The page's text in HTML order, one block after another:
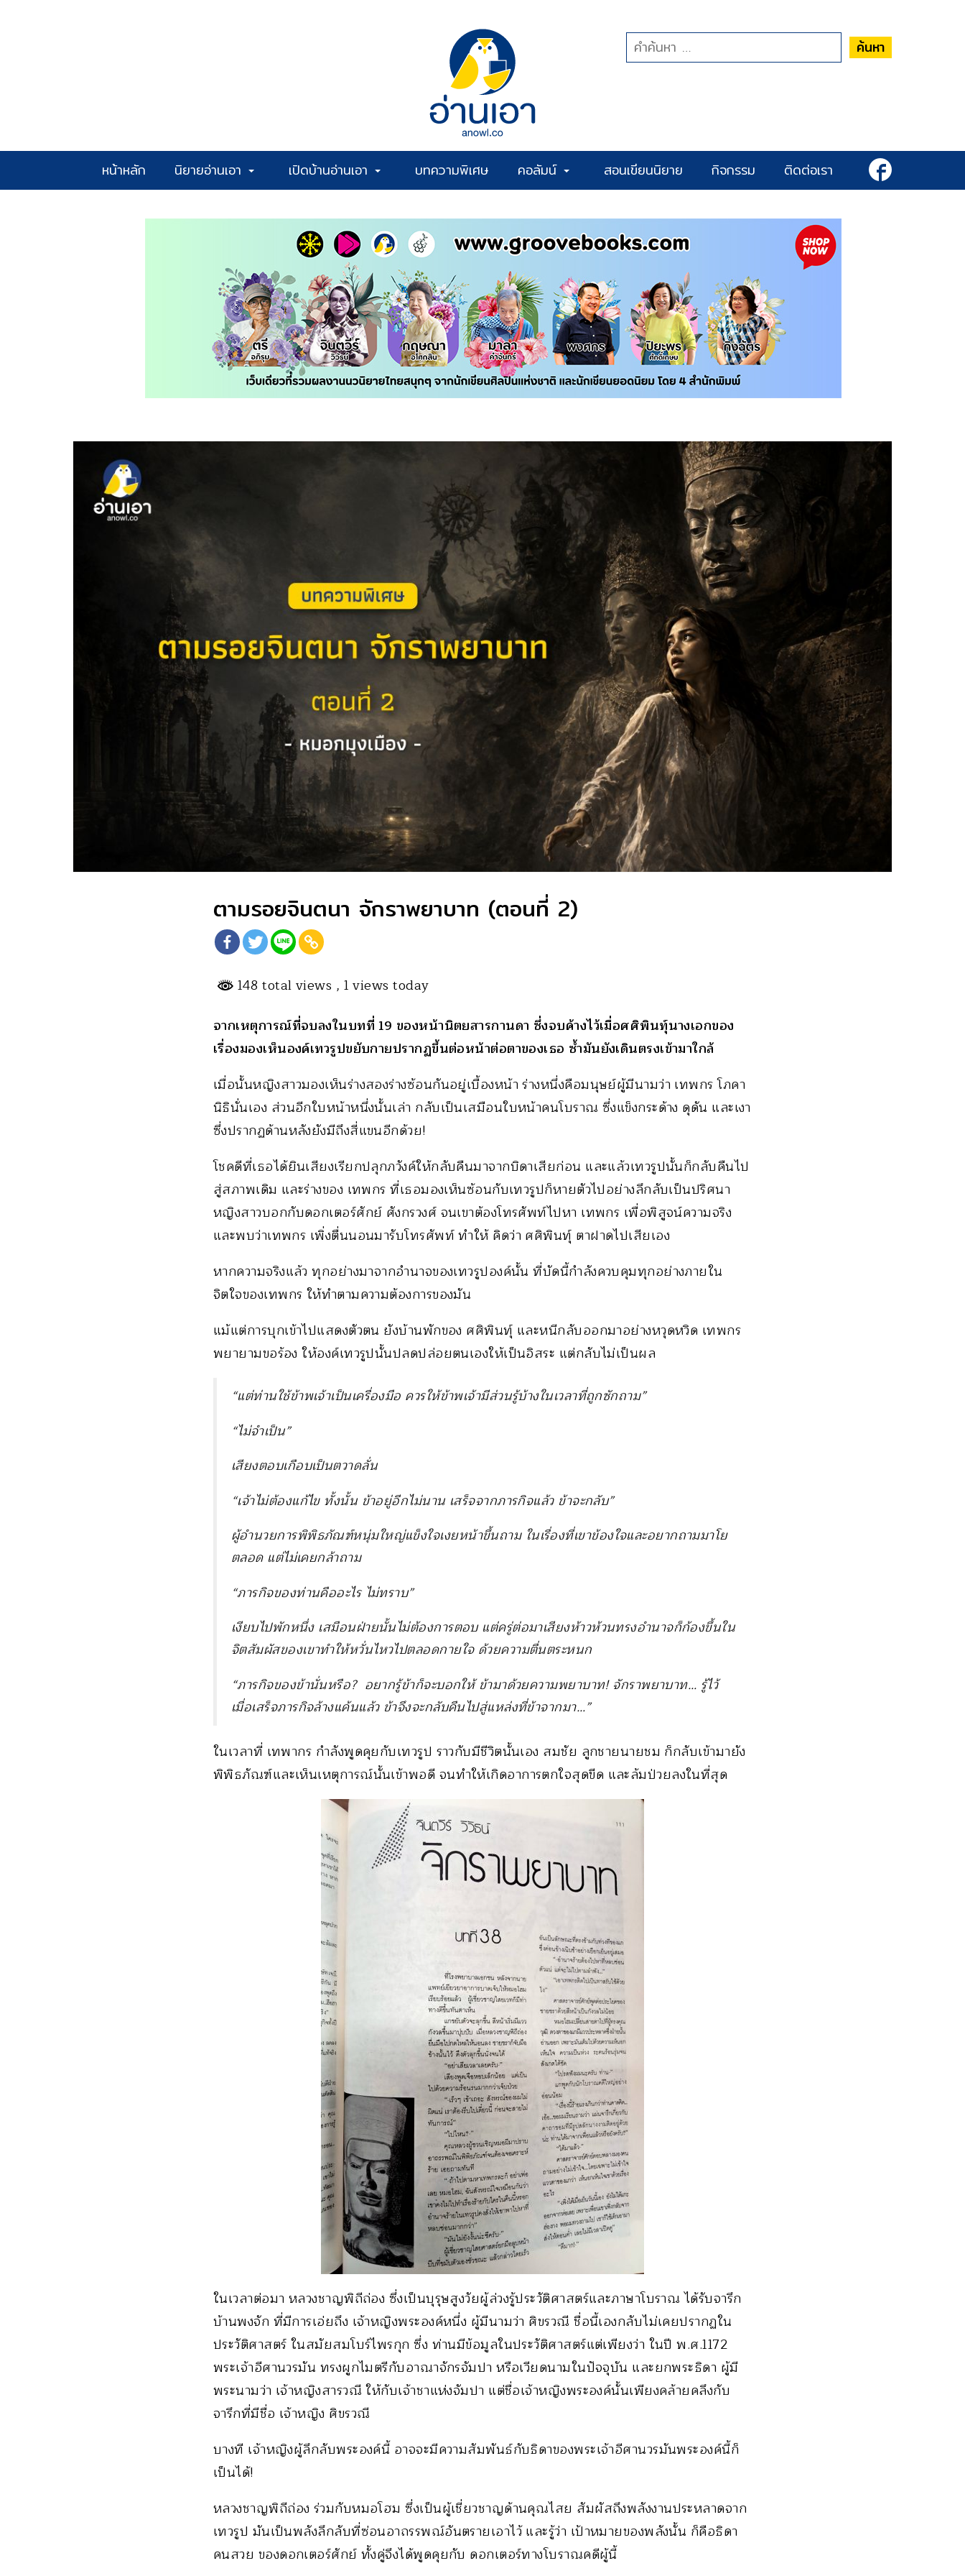
ค้นหา
หน้าหลัก นิยายอ่านเอา เปิดบ้านอ่านเอา บทความพิเศษ คอลัมน์ สอนเขียนนิยาย กิจกรรม ติดต่อเรา
ตามรอยจินตนา จักราพยาบาท (ตอนที่ 2)
148 total views , 1 views today
จากเหตุการณ์ที่จบลงในบทที่ 19 ของหน้านิตยสารกานดา ซึ่งจบค้างไว้เมื่อศศิพินทุ์นางเอกของ
เรื่องมองเห็นองค์เทวรูปขยับกายปรากฏขึ้นต่อหน้าต่อตาของเธอ ซ้ำมันยังเดินตรงเข้ามาใกล้
เมื่อนั้นหญิงสาวมองเห็นร่างสองร่างซ้อนกันอยู่เบื้องหน้า ร่างหนึ่งคือมนุษย์ผู้มีนามว่า เทพกร โภคา
นิธินั่นเอง ส่วนอีกใบหน้าหนึ่งนั้นเล่า กลับเป็นเสมือนใบหน้าคนโบราณ ซึ่งแข็งกระด้าง ดุดัน และเงา
ซึ่งปรากฏด้านหลังยังมีถึงสี่แขนอีกด้วย!
โชคดีที่เธอได้ยินเสียงเรียกปลุกภวังค์ให้กลับคืนมาจากบิดาเสียก่อน และแล้วเทวรูปนั้นก็กลับคืนไป
สู่สภาพเดิม และร่างของ เทพกร ที่เธอมองเห็นซ้อนกับเทวรูปก็หายตัวไปอย่างลึกลับเป็นปริศนา
หญิงสาวบอกกับดอกเตอร์ศักย์ ศังกรวงศ์ จนเขาต้องโทรศัพท์ไปหา เทพกร เพื่อพิสูจน์ความจริง
และพบว่าเทพกร เพิ่งตื่นนอนมารับโทรศัพท์ ทำให้ คิดว่า ศศิพินทุ์ ตาฝาดไปเสียเอง
หากความจริงแล้ว ทุกอย่างมาจากอำนาจของเทวรูปองค์นั้น ที่บัดนี้กำลังควบคุมทุกอย่างภายใน
จิตใจของเทพกร ให้ทำตามความต้องการของมัน
แม้แต่การบุกเข้าไปแสดงตัวตน ยังบ้านพักของ ศศิพินทุ์ และหนีกลับออกมาอย่างหวุดหวิด เทพกร
พยายามขอร้อง ให้องค์เทวรูปนั้นปลดปล่อยตนเองให้เป็นอิสระ แต่กลับไม่เป็นผล
“แต่ท่านใช้ข้าพเจ้าเป็นเครื่องมือ ควรให้ข้าพเจ้ามีส่วนรู้บ้างในเวลาที่ถูกซักถาม”
“ไม่จำเป็น”
เสียงตอบเกือบเป็นตวาดลั่น
“เจ้าไม่ต้องแก้ไข ทั้งนั้น ข้าอยู่อีกไม่นาน เสร็จจากภารกิจแล้ว ข้าจะกลับ”
ผู้อำนวยการพิพิธภัณฑ์หนุ่มใหญ่แข็งใจเงยหน้าขึ้นถาม ในเรื่องที่เขาข้องใจและอยากถามมาโย
ตลอด แต่ไม่เคยกล้าถาม
“ภารกิจของท่านคืออะไร ไม่ทราบ”
เงียบไปพักหนึ่ง เสมือนฝ่ายนั้นไม่ต้องการตอบ แต่ครู่ต่อมาเสียงห้าวห้วนทรงอำนาจก็ก้องขึ้นใน
จิตสัมผัสของเขาทำให้หวั่นไหวไปตลอดกายใจ ด้วยความตื่นตระหนก
“ภารกิจของข้านั่นหรือ? อยากรู้ข้าก็จะบอกให้ ข้ามาด้วยความพยาบาท! จักราพยาบาท… รู้ไว้
เมื่อเสร็จภารกิจล้างแค้นแล้ว ข้าจึงจะกลับคืนไปสู่แหล่งที่ข้าจากมา…”
ในเวลาที่ เทพากร กำลังพูดคุยกับเทวรูป ราวกับมีชีวิตนั้นเอง สมชัย ลูกชายนายชม ก็กลับเข้ามายัง
พิพิธภัณฑ์และเห็นเหตุการณ์นั้นเข้าพอดี จนทำให้เกิดอาการตกใจสุดขีด และล้มป่วยลงในที่สุด
ในเวลาต่อมา หลวงชาญพิถีถ่อง ซึ่งเป็นบุรุษสูงวัยผู้ล่วงรู้ประวัติศาสตร์และภาษาโบราณ ได้รับจารึก
บ้านพงจัก ที่มีการเอ่ยถึง เจ้าหญิงพระองค์หนึ่ง ผู้มีนามว่า ศิขรวณี ชื่อนี้เองกลับไม่เคยปรากฏใน
ประวัติศาสตร์ ในสมัยสมโบร์ไพรกุก ซึ่ง ท่านมีข้อมูลในประวัติศาสตร์แต่เพียงว่า ในปี พ.ศ.1172
พระเจ้าอีศานวรมัน ทรงผูกไมตรีกับอาณาจักรจัมปา หรือเวียดนามในปัจจุบัน และยกพระธิดา ผู้มี
พระนามว่า เจ้าหญิงสารวณี ให้กับเจ้าชาแห่งจัมปา แต่ชื่อเจ้าหญิงพระองค์นั้นเพียงคล้ายคลึงกับ
จารึกที่มีชื่อ เจ้าหญิง ศิขรวณี
บางที เจ้าหญิงผู้ลึกลับพระองค์นี้ อาจจะมีความสัมพันธ์กับธิดาของพระเจ้าอีศานวรมันพระองค์นี้ก็
เป็นได้!
หลวงชาญพิถีถ่อง ร่วมกับหมอโฮม ซึ่งเป็นผู้เชี่ยวชาญด้านคุณไสย สัมผัสถึงพลังงานประหลาดจาก
เทวรูป มันเป็นพลังลึกลับที่ซ่อนอาถรรพณ์อันตรายเอาไว้ และรู้ว่า เป้าหมายของพลังนั้น ก็คือธิดา
คนสวย ของดอกเตอร์ศักย์ ทั้งคู่จึงได้พูดคุยกับ ดอกเตอร์ทางโบราณคดีผู้นี้